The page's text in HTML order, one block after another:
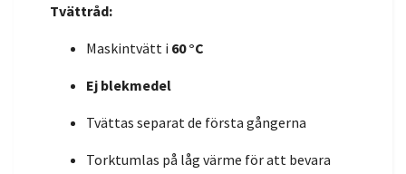
Tvättråd:
Maskintvätt i 60 °C
Ej blekmedel
Tvättas separat de första gångerna
Torktumlas på låg värme för att bevara